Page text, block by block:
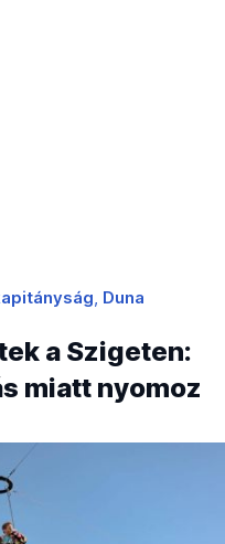
Duna
a Szigeten:
miatt nyomoz